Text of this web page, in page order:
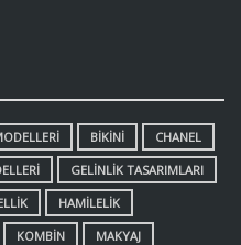
BIKINI
CHANEL
GELINLIK TASARIMLARI
HAMILELIK
KOMBIN
MAKYAJ